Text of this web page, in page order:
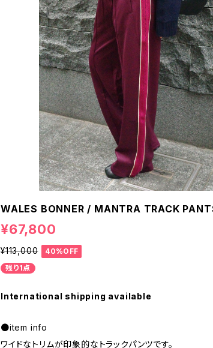
WALES BONNER / MANTRA TRACK
¥67,800
¥113,000
40%OFF
残り1点
International shipping available
●item info
ワイドなトリムが印象的なトラックパンツです。